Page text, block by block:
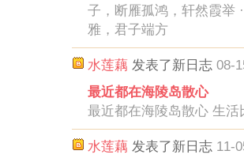
子，断雁孤鸿，轩然霞举
雅，君子端方
水莲藕 发表了新日志 08-
最近都在海陵岛散心
最近都在海陵岛散心 生
水莲藕 发表了新日志 11-